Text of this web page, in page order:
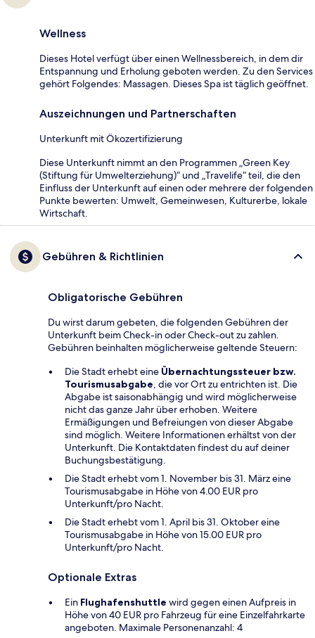
Wellness
Dieses Hotel verfügt über einen Wellnessbereich, in dem dir
Entspannung und Erholung geboten werden. Zu den Services
gehört Folgendes: Massagen. Dieses Spa ist täglich geöffnet.
Auszeichnungen und Partnerschaften
Unterkunft mit Ökozertifizierung
Diese Unterkunft nimmt an den Programmen „Green Key
(Stiftung für Umwelterziehung)“ und „Travelife“ teil, die den
Einfluss der Unterkunft auf einen oder mehrere der folgenden
Punkte bewerten: Umwelt, Gemeinwesen, Kulturerbe, lokale
Wirtschaft.
Gebühren & Richtlinien
Obligatorische Gebühren
Du wirst darum gebeten, die folgenden Gebühren der
Unterkunft beim Check-in oder Check-out zu zahlen.
Gebühren beinhalten möglicherweise geltende Steuern:
Die Stadt erhebt eine Übernachtungssteuer bzw.
Tourismusabgabe, die vor Ort zu entrichten ist. Die
Abgabe ist saisonabhängig und wird möglicherweise
nicht das ganze Jahr über erhoben. Weitere
Ermäßigungen und Befreiungen von dieser Abgabe
sind möglich. Weitere Informationen erhältst von der
Unterkunft. Die Kontaktdaten findest du auf deiner
Buchungsbestätigung.
Die Stadt erhebt vom 1. November bis 31. März eine
Tourismusabgabe in Höhe von 4.00 EUR pro
Unterkunft/pro Nacht.
Die Stadt erhebt vom 1. April bis 31. Oktober eine
Tourismusabgabe in Höhe von 15.00 EUR pro
Unterkunft/pro Nacht.
Optionale Extras
Ein Flughafenshuttle wird gegen einen Aufpreis in
Höhe von 40 EUR pro Fahrzeug für eine Einzelfahrkarte
angeboten. Maximale Personenanzahl: 4